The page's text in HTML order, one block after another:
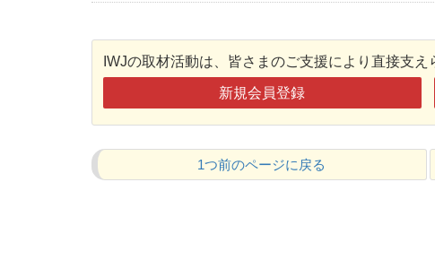
IWJの取材活動は、皆さまのご支援により直接支
新規会員登録
1つ前のページに戻る